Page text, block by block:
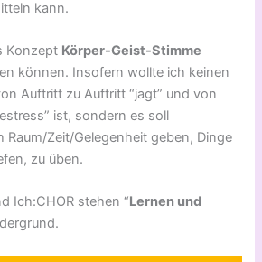
kann.
Konzept Körper-Geist-Stimme
können. Insofern wollte ich keinen
Auftritt zu Auftritt “jagt” und von
ist, sondern es soll
Raum/Zeit/Gelegenheit geben, Dinge
zu üben.
Ich:CHOR stehen “Lernen und